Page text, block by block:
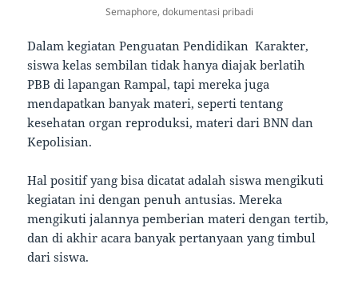
Semaphore, dokumentasi pribadi
Dalam kegiatan Penguatan Pendidikan Karakter,
siswa kelas sembilan tidak hanya diajak berlatih
PBB di lapangan Rampal, tapi mereka juga
mendapatkan banyak materi, seperti tentang
kesehatan organ reproduksi, materi dari BNN dan
Kepolisian.
Hal positif yang bisa dicatat adalah siswa mengikuti
kegiatan ini dengan penuh antusias. Mereka
mengikuti jalannya pemberian materi dengan tertib,
dan di akhir acara banyak pertanyaan yang timbul
dari siswa.